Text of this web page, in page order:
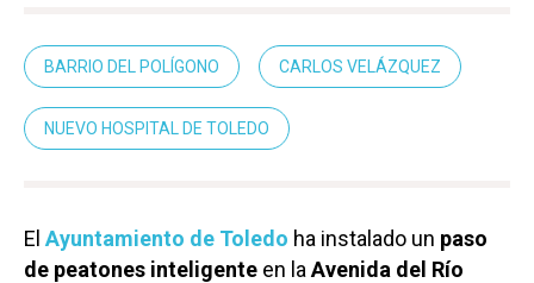
BARRIO DEL POLÍGONO CARLOS VELÁZQUEZ
NUEVO HOSPITAL DE TOLEDO
El Ayuntamiento de Toledo ha instalado un paso
de peatones inteligente en la Avenida del Río